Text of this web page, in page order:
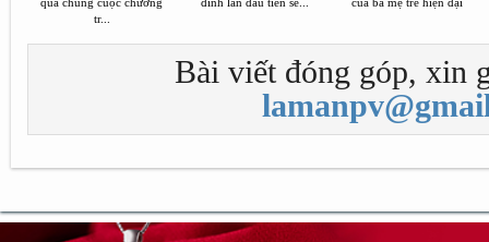
tr...
Bài viết đóng góp, xin